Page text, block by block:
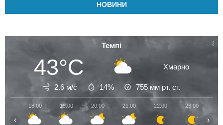
НОВИНИ
Темпі
43°C Хмарно
2.6 м/с 14% 755 мм рт. ст.
18:00 19:00 20:00 21:00 22:00 23:00
‹ ›